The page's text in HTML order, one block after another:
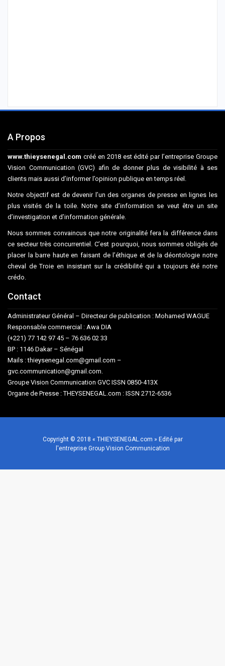
A Propos
www.thieysenegal.com créé en 2018 est édité par l’entreprise Groupe
Vision Communication (GVC) afin de donner plus de visibilité à ses
clients mais aussi d’informer l’opinion publique en temps réel.
Notre objectif est de devenir l’un des organes de presse en lignes les
plus visités de la toile. Notre site d’information se veut être un site
d’investigation et d’information générale.
Nous sommes convaincus que notre originalité fera la différence dans
ce secteur très concurrentiel. C’est pourquoi, nous sommes obligés de
placer la barre haute en faisant de l’éthique et de la déontologie notre
cheval de Troie en insistant sur la crédibilité qui a toujours été notre
crédo.
Contact
Administrateur Général – Directeur de publication : Mohamed WAGUE
Responsable commercial : Awa DIA
(+221) 77 142 97 45 – 76 636 02 33
BP : 1146 Dakar – Sénégal
Mails : thieysenegal.com@gmail.com –
gvc.communication@gmail.com.
Groupe Vision Communication GVC ISSN 0850-413X
Organe de Presse : THEYSENEGAL.com : ISSN 2712-6536
Copyright © 2018 « THIEYSENEGAL.com » Edité par
l'entreprise Group Vision Communication